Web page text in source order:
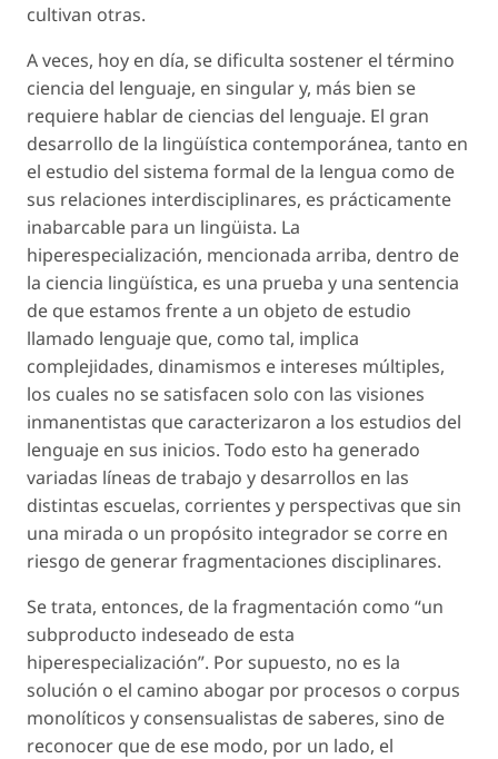
cultivan otras.
A veces, hoy en día, se dificulta sostener el término
ciencia del lenguaje, en singular y, más bien se
requiere hablar de ciencias del lenguaje. El gran
desarrollo de la lingüística contemporánea, tanto en
el estudio del sistema formal de la lengua como de
sus relaciones interdisciplinares, es prácticamente
inabarcable para un lingüista. La
hiperespecialización, mencionada arriba, dentro de
la ciencia lingüística, es una prueba y una sentencia
de que estamos frente a un objeto de estudio
llamado lenguaje que, como tal, implica
complejidades, dinamismos e intereses múltiples,
los cuales no se satisfacen solo con las visiones
inmanentistas que caracterizaron a los estudios del
lenguaje en sus inicios. Todo esto ha generado
variadas líneas de trabajo y desarrollos en las
distintas escuelas, corrientes y perspectivas que sin
una mirada o un propósito integrador se corre en
riesgo de generar fragmentaciones disciplinares.
Se trata, entonces, de la fragmentación como “un
subproducto indeseado de esta
hiperespecialización”. Por supuesto, no es la
solución o el camino abogar por procesos o corpus
monolíticos y consensualistas de saberes, sino de
reconocer que de ese modo, por un lado, el